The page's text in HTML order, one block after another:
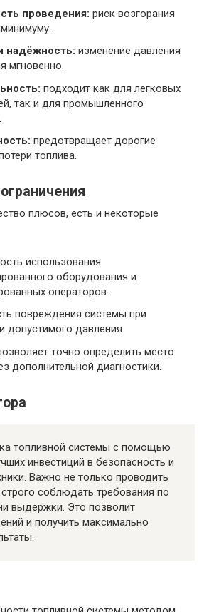
проведения: риск возгорания
надёжность: изменение давления
мгновенно.
подходит как для легковых
так и для промышленного
предотвращает дорогие
топлива.
плюсов, есть и некоторые
использования
оборудования и
операторов.
повреждения системы при
допустимого давления.
точно определить место
дополнительной диагностики.
топливной системы с помощью
инвестиций в безопасность и
Важно не только проводить
соблюдать требования по
выдержки. Это позволит
и получить максимально